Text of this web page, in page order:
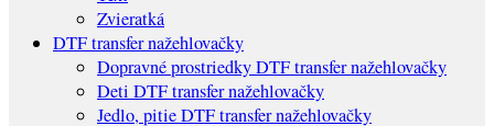
Zvieratká
DTF transfer nažehlovačky
Dopravné prostriedky DTF transfer nažehlovačky
Deti DTF transfer nažehlovačky
Jedlo, pitie DTF transfer nažehlovačky